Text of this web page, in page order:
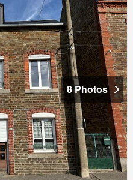
8 Photos